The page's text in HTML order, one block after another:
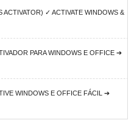
✓ ACTIVATE WINDOWS &
PARA WINDOWS E OFFICE ➔
WINDOWS E OFFICE FÁCIL ➔